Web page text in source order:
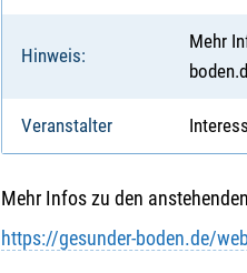
Hinweis:
Mehr
Veranstalter
Mehr Infos zu den
https://gesunder-boden.de/